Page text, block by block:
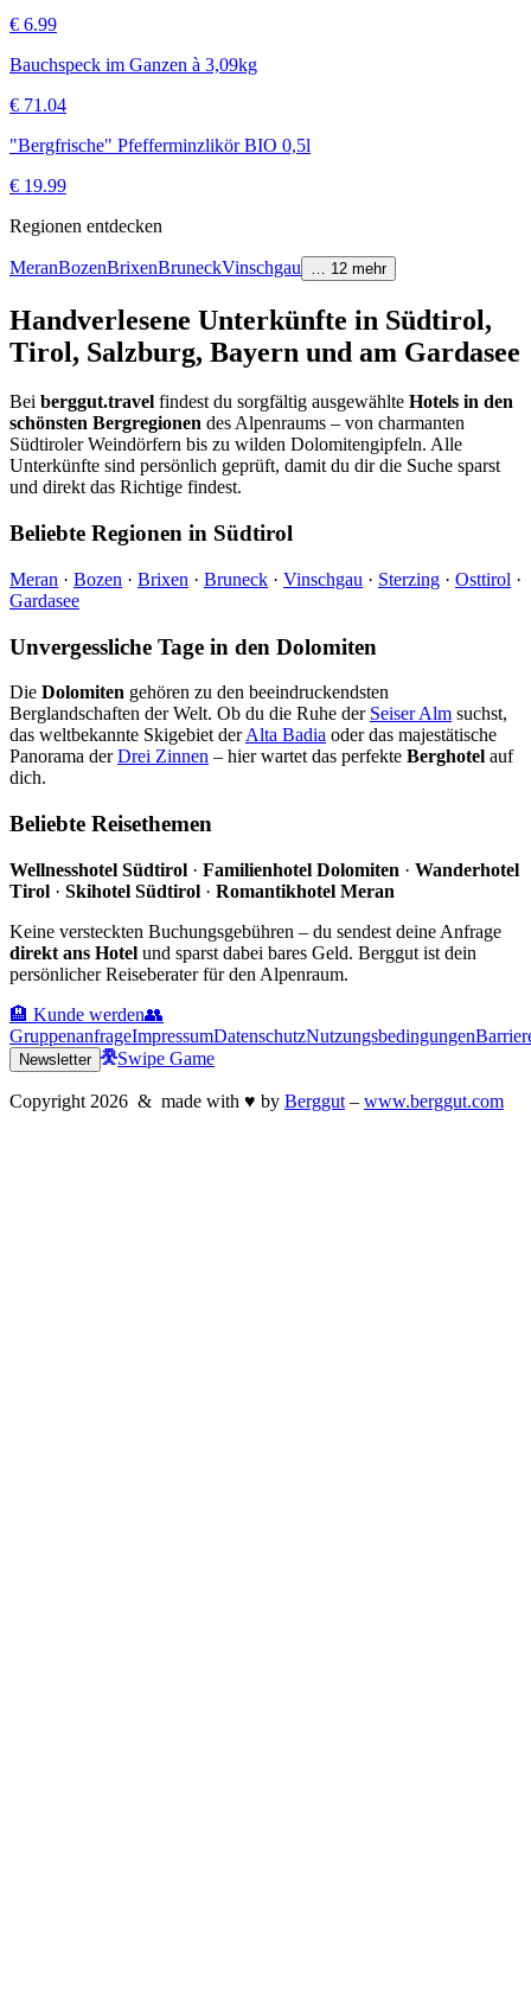
€ 6.99
Bauchspeck im Ganzen à 3,09kg
€ 71.04
"Bergfrische" Pfefferminzlikör BIO 0,5l
€ 19.99
Regionen entdecken
MeranBozenBrixenBruneckVinschgau 12 mehr
Handverlesene Unterkünfte in Südtirol,
Tirol, Salzburg, Bayern und am Gardasee
Bei berggut.travel findest du sorgfältig ausgewählte Hotels in den
schönsten Bergregionen des Alpenraums – von charmanten
Südtiroler Weindörfern bis zu wilden Dolomitengipfeln. Alle
Unterkünfte sind persönlich geprüft, damit du dir die Suche sparst
und direkt das Richtige findest.
Beliebte Regionen in Südtirol
Meran · Bozen · Brixen · Bruneck · Vinschgau · Sterzing · Osttirol ·
Gardasee
Unvergessliche Tage in den Dolomiten
Die Dolomiten gehören zu den beeindruckendsten
Berglandschaften der Welt. Ob du die Ruhe der Seiser Alm suchst,
das weltbekannte Skigebiet derAlta Badia oder das majestätische
Panorama derDrei Zinnen – hier wartet das perfekte Berghotel auf
dich.
Beliebte Reisethemen
Wellnesshotel Südtirol · Familienhotel Dolomiten · Wanderhotel
Tirol · Skihotel Südtirol · Romantikhotel Meran
Keine versteckten Buchungsgebühren – du sendest deine Anfrage
direkt ans Hotel und sparst dabei bares Geld. Berggut ist dein
persönlicher Reiseberater für den Alpenraum.
🏨 Kunde werden👥
GruppenanfrageImpressumDatenschutzNutzungsbedingungen
Newsletter Swipe Game
Copyright 2026 & made with ♥ by Berggut – www.berggut.com